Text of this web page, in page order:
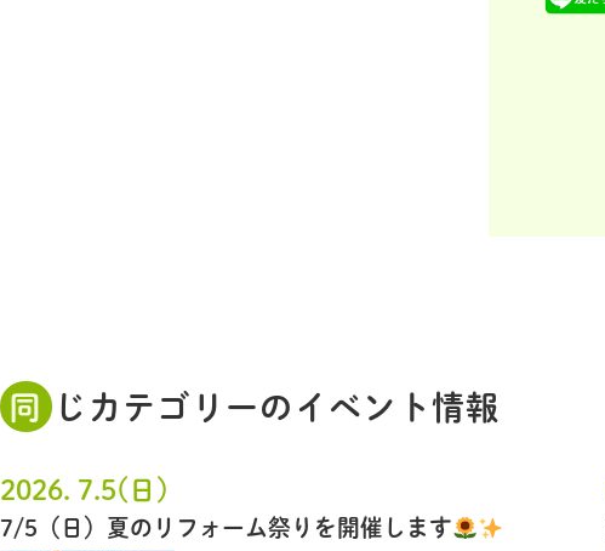
同じカテゴリーのイベント情報
2026. 7.5(日)
7/5（日）夏のリフォーム祭りを開催します